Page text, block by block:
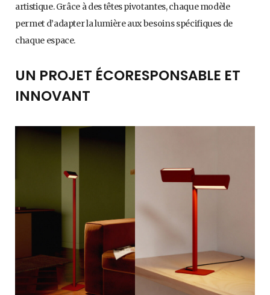
artistique. Grâce à des têtes pivotantes, chaque modèle
permet d’adapter la lumière aux besoins spécifiques de
chaque espace.
UN PROJET ÉCORESPONSABLE ET
INNOVANT